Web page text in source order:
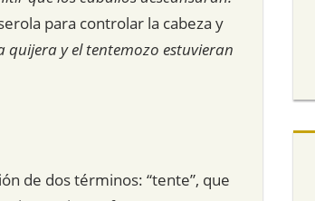
para controlar la cabeza y
quijera y el tentemozo estuvieran
de dos términos: “tente”, que